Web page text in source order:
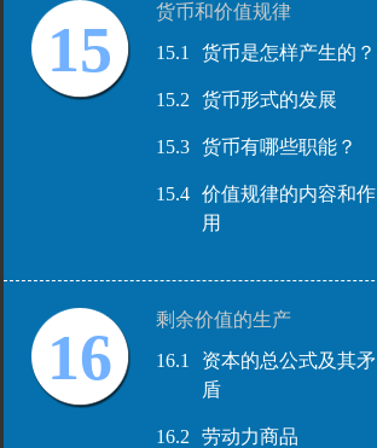
15
货币和价值规律
15.1
货币是怎样产生的？
15.2 货币形式的发展
15.3 货币有哪些职能？
15.4
价值规律的内容和作
用
16
剩余价值的生产
16.1
资本的总公式及其矛
盾
16.2 劳动力商品